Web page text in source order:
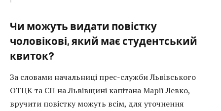
Чи можуть видати повістку
чоловікові, який має студентський
квиток?
За словами начальниці прес-служби Львівського
ОТЦК та СП на Львівщині капітана Марії Левко,
вручити повістку можуть всім, для уточнення